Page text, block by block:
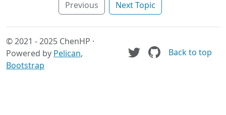
Previous Next Topic
© 2021 - 2025 ChenHP ·
Powered by Pelican,
Bootstrap
Back to top